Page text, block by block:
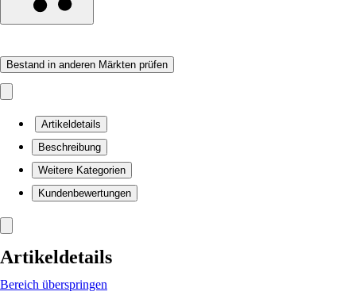
Bestand in anderen Märkten prüfen
Artikeldetails
Beschreibung
Weitere Kategorien
Kundenbewertungen
Artikeldetails
Bereich überspringen